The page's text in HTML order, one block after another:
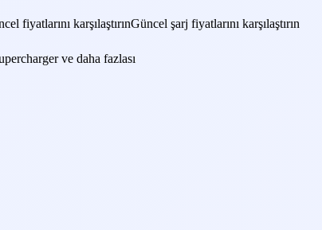
fiyatlarını karşılaştırınGüncel şarj fiyatlarını karşılaştırın
ve daha fazlası